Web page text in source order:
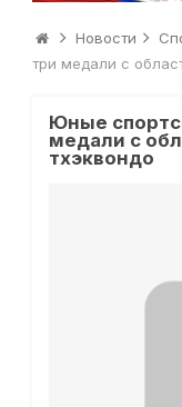
Новости
три медали с
Юные
медали с
тхэквондо